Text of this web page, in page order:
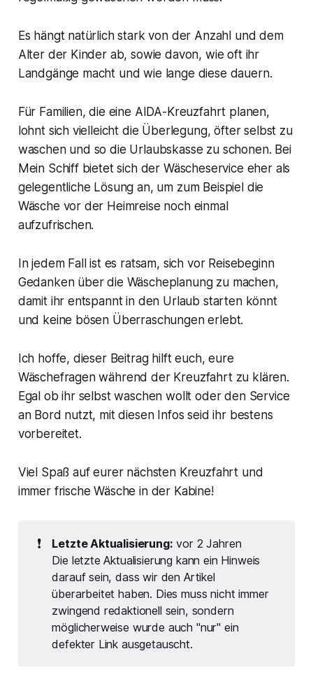
Es hängt natürlich stark von der Anzahl und dem
Alter der Kinder ab, sowie davon, wie oft ihr
Landgänge macht und wie lange diese dauern.
Für Familien, die eine AIDA-Kreuzfahrt planen,
lohnt sich vielleicht die Überlegung, öfter selbst zu
waschen und so die Urlaubskasse zu schonen. Bei
Mein Schiff bietet sich der Wäscheservice eher als
gelegentliche Lösung an, um zum Beispiel die
Wäsche vor der Heimreise noch einmal
aufzufrischen.
In jedem Fall ist es ratsam, sich vor Reisebeginn
Gedanken über die Wäscheplanung zu machen,
damit ihr entspannt in den Urlaub starten könnt
und keine bösen Überraschungen erlebt.
Ich hoffe, dieser Beitrag hilft euch, eure
Wäschefragen während der Kreuzfahrt zu klären.
Egal ob ihr selbst waschen wollt oder den Service
an Bord nutzt, mit diesen Infos seid ihr bestens
vorbereitet.
Viel Spaß auf eurer nächsten Kreuzfahrt und
immer frische Wäsche in der Kabine!
❗ Letzte Aktualisierung: vor 2 Jahren
Die letzte Aktualisierung kann ein Hinweis
darauf sein, dass wir den Artikel
überarbeitet haben. Dies muss nicht immer
zwingend redaktionell sein, sondern
möglicherweise wurde auch "nur" ein
defekter Link ausgetauscht.